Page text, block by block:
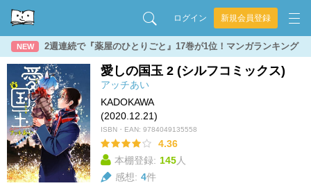
ログイン 新規会員登録
NEW 2週連続で『薬屋のひとりごと』17巻が1位！マンガランキング
愛しの国玉 2 (シルフコミックス)
アッチあい
KADOKAWA
(2020.12.21)
ISBN・EAN: 9784049135558
4.36
本棚登録: 145人
感想: 4件